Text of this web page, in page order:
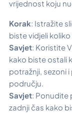
vrijednost koju
Korak: Istražite
biste vidjeli
Savjet: Koristite
kako biste ostali
potražnji, sezoni
području.
Savjet: Ponudite
zadnji čas kako